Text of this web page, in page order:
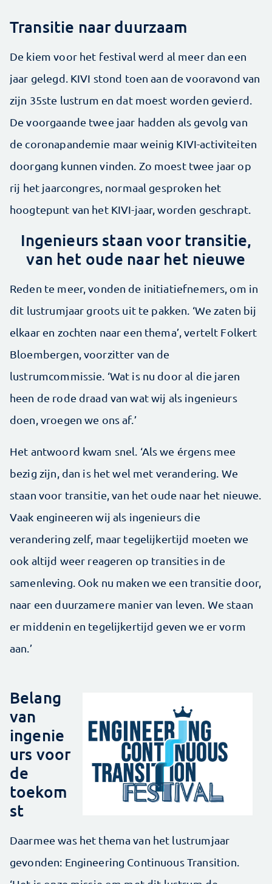
Transitie naar duurzaam
De kiem voor het festival werd al meer dan een
jaar gelegd. KIVI stond toen aan de vooravond van
zijn 35ste lustrum en dat moest worden gevierd.
De voorgaande twee jaar hadden als gevolg van
de coronapandemie maar weinig KIVI-activiteiten
doorgang kunnen vinden. Zo moest twee jaar op
rij het jaarcongres, normaal gesproken het
hoogtepunt van het KIVI-jaar, worden geschrapt.
Ingenieurs staan voor transitie,
van het oude naar het nieuwe
Reden te meer, vonden de initiatiefnemers, om in
dit lustrumjaar groots uit te pakken. ‘We zaten bij
elkaar en zochten naar een thema’, vertelt Folkert
Bloembergen, voorzitter van de
lustrumcommissie. ‘Wat is nu door al die jaren
heen de rode draad van wat wij als ingenieurs
doen, vroegen we ons af.’
Het antwoord kwam snel. ‘Als we érgens mee
bezig zijn, dan is het wel met verandering. We
staan voor transitie, van het oude naar het nieuwe.
Vaak engineeren wij als ingenieurs die
verandering zelf, maar tegelijkertijd moeten we
ook altijd weer reageren op transities in de
samenleving. Ook nu maken we een transitie door,
naar een duurzamere manier van leven. We staan
er middenin en tegelijkertijd geven we er vorm
aan.’
Belang
van
ingenie
urs voor
de
toekom
st
Daarmee was het thema van het lustrumjaar
gevonden: Engineering Continuous Transition.